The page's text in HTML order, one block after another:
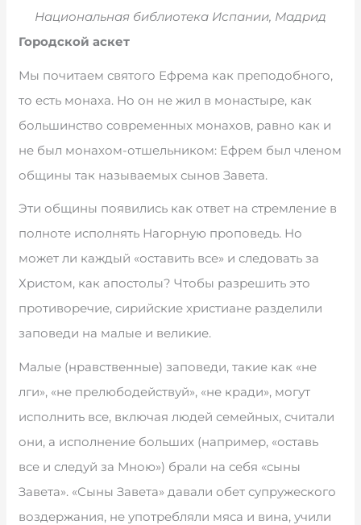
Национальная библиотека Испании, Мадрид
Городской аскет
Мы почитаем святого Ефрема как преподобного,
то есть монаха. Но он не жил в монастыре, как
большинство современных монахов, равно как и
не был монахом-отшельником: Ефрем был членом
общины так называемых сынов Завета.
Эти общины появились как ответ на стремление в
полноте исполнять Нагорную проповедь. Но
может ли каждый «оставить все» и следовать за
Христом, как апостолы? Чтобы разрешить это
противоречие, сирийские христиане разделили
заповеди на малые и великие.
Малые (нравственные) заповеди, такие как «не
лги», «не прелюбодействуй», «не кради», могут
исполнить все, включая людей семейных, считали
они, а исполнение больших (например, «оставь
все и следуй за Мною») брали на себя «сыны
Завета». «Сыны Завета» давали обет супружеского
воздержания, не употребляли мяса и вина, учили